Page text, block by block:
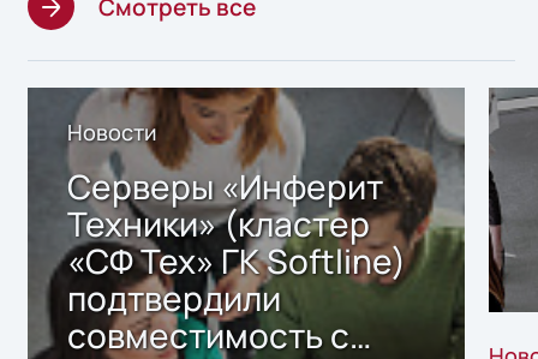
Смотреть все
Новости
Серверы «Инферит
Техники» (кластер
«СФ Тех» ГК Softline)
подтвердили
совместимость с